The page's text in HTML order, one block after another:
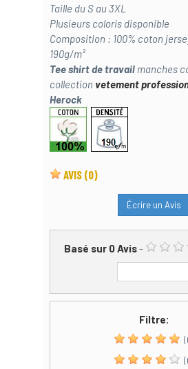
Taille du S au 3XL
Plusieurs coloris disponible
Composition : 100% coton
190g/m²
Tee shirt de travailmanches
collection vetement
Herock
AVIS (0)
Écrire un Avis
Basé sur 0Avis-
Filtre: